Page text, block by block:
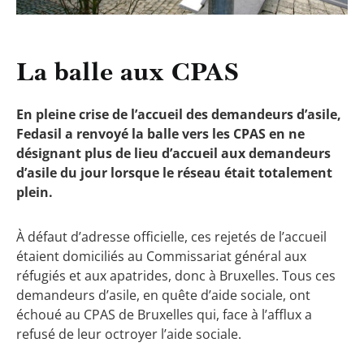
La balle aux CPAS
En pleine crise de l’accueil des demandeurs d’asile,
Fedasil a renvoyé la balle vers les CPAS en ne
désignant plus de lieu d’accueil aux demandeurs
d’asile du jour lorsque le réseau était totalement
plein.
À défaut d’adresse officielle, ces rejetés de l’accueil
étaient domiciliés au Commissariat général aux
réfugiés et aux apatrides, donc à Bruxelles. Tous ces
demandeurs d’asile, en quête d’aide sociale, ont
échoué au CPAS de Bruxelles qui, face à l’afflux a
refusé de leur octroyer l’aide sociale.